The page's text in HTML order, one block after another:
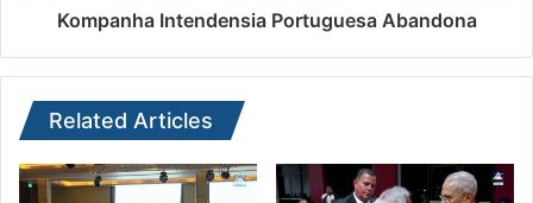
Kompanha Intendensia Portuguesa Abandona
Related Articles